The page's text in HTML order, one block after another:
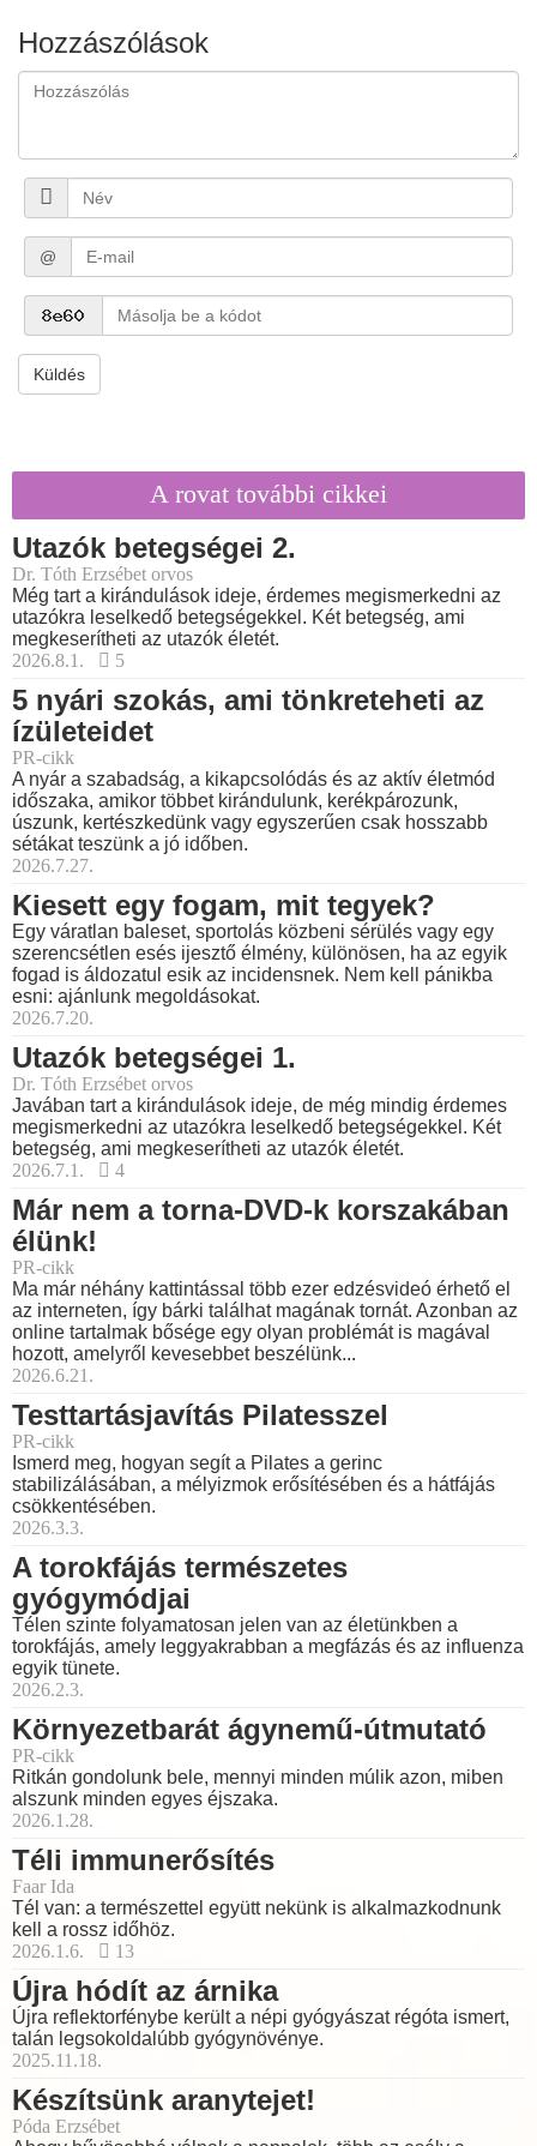
Hozzászólások
@
Küldés
A rovat további cikkei
Utazók betegségei 2.
Dr. Tóth Erzsébet orvos
Még tart a kirándulások ideje, érdemes megismerkedni az
utazókra leselkedő betegségekkel. Két betegség, ami
megkeserítheti az utazók életét.
2026.8.1.
5
5 nyári szokás, ami tönkreteheti az
ízületeidet
PR-cikk
A nyár a szabadság, a kikapcsolódás és az aktív életmód
időszaka, amikor többet kirándulunk, kerékpározunk,
úszunk, kertészkedünk vagy egyszerűen csak hosszabb
sétákat teszünk a jó időben.
2026.7.27.
Kiesett egy fogam, mit tegyek?
Egy váratlan baleset, sportolás közbeni sérülés vagy egy
szerencsétlen esés ijesztő élmény, különösen, ha az egyik
fogad is áldozatul esik az incidensnek. Nem kell pánikba
esni: ajánlunk megoldásokat.
2026.7.20.
Utazók betegségei 1.
Dr. Tóth Erzsébet orvos
Javában tart a kirándulások ideje, de még mindig érdemes
megismerkedni az utazókra leselkedő betegségekkel. Két
betegség, ami megkeserítheti az utazók életét.
2026.7.1.
4
Már nem a torna-DVD-k korszakában
élünk!
PR-cikk
Ma már néhány kattintással több ezer edzésvideó érhető el
az interneten, így bárki találhat magának tornát. Azonban az
online tartalmak bősége egy olyan problémát is magával
hozott, amelyről kevesebbet beszélünk...
2026.6.21.
Testtartásjavítás Pilatesszel
PR-cikk
Ismerd meg, hogyan segít a Pilates a gerinc
stabilizálásában, a mélyizmok erősítésében és a hátfájás
csökkentésében.
2026.3.3.
A torokfájás természetes
gyógymódjai
Télen szinte folyamatosan jelen van az életünkben a
torokfájás, amely leggyakrabban a megfázás és az influenza
egyik tünete.
2026.2.3.
Környezetbarát ágynemű-útmutató
PR-cikk
Ritkán gondolunk bele, mennyi minden múlik azon, miben
alszunk minden egyes éjszaka.
2026.1.28.
Téli immunerősítés
Faar Ida
Tél van: a természettel együtt nekünk is alkalmazkodnunk
kell a rossz időhöz.
2026.1.6.
13
Újra hódít az árnika
Újra reflektorfénybe került a népi gyógyászat régóta ismert,
talán legsokoldalúbb gyógynövénye.
2025.11.18.
Készítsünk aranytejet!
Póda Erzsébet